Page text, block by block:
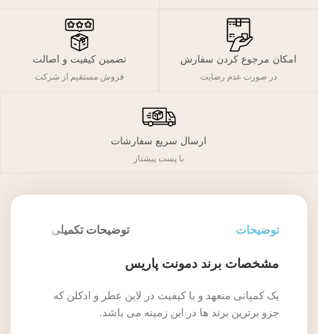
امکان مرجوع کردن سفارش
در صورت عدم رضایت
تضمین کیفیت و اصالت
فروش مستقیم از شرکت
ارسال سریع سفارشات
با پست پیشتاز
توضیحات توضیحات تکمیلی
مشخصات برند دمونت پاریس
یک کمپانی متعهد و با کیفیت در لاین عطر و ادکلن که
جزو برترین برند ها در این زمینه می باشد.